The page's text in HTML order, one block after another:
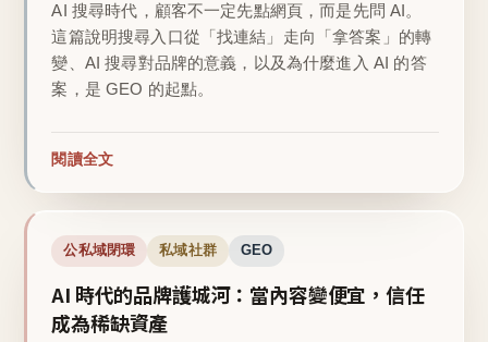
AI 搜尋時代，顧客不一定先點網頁，而是先問 AI。
這篇說明搜尋入口從「找連結」走向「拿答案」的轉
變、AI 搜尋對品牌的意義，以及為什麼進入 AI 的答
案，是 GEO 的起點。
閱讀全文
公私域閉環 私域社群 GEO
AI 時代的品牌護城河：當內容變便宜，信任
成為稀缺資產